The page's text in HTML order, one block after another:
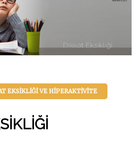
EKSIKLIĞI VE HIPERAKTIVITE